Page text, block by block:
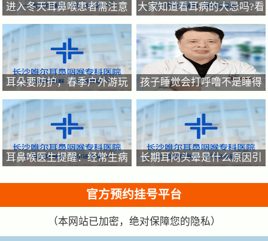
进入冬天耳鼻喉患者需注意
如何呵护好你的耳鼻喉?
大家知道看耳病的大忌吗?看
耳病，关键在“早”耳病不能
拖
耳朵要防护，春季户外游玩
提防耳朵进异物，耳朵进异
物的正确处理方法
孩子睡觉会打呼噜不是睡得
香，家有呼噜娃要重视起来
耳鼻喉医生提醒：经常生病
长期耳闷头晕是什么原因引
官方预约挂号平台
（本网站已加密，绝对保障您的隐私）